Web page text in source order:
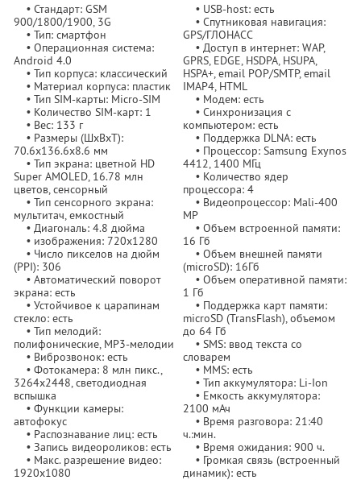
• Стандарт: GSM
900/1800/1900, 3G
• Тип: смартфон
• Операционная система:
Android 4.0
• Тип корпуса: классический
• Материал корпуса: пластик
• Тип SIM-карты: Micro-SIM
• Количество SIM-карт: 1
• Вес: 133 г
• Размеры (ШxВxТ):
70.6x136.6x8.6 мм
• Тип экрана: цветной HD
Super AMOLED, 16.78 млн
цветов, сенсорный
• Тип сенсорного экрана:
мультитач, емкостный
• Диагональ: 4.8 дюйма
• изображения: 720x1280
• Число пикселов на дюйм
(PPI): 306
• Автоматический поворот
экрана: есть
• Устойчивое к царапинам
стекло: есть
• Тип мелодий:
полифонические, MP3-мелодии
• Виброзвонок: есть
• Фотокамера: 8 млн пикс.,
3264x2448, светодиодная
вспышка
• Функции камеры:
автофокус
• Распознавание лиц: есть
• Запись видеороликов: есть
• Макс. разрешение видео:
1920x1080
• USB-host: есть
• Спутниковая навигация:
GPS/ГЛОНАСС
• Доступ в интернет: WAP,
GPRS, EDGE, HSDPA, HSUPA,
HSPA+, email POP/SMTP, email
IMAP4, HTML
• Модем: есть
• Синхронизация с
компьютером: есть
• Поддержка DLNA: есть
• Процессор: Samsung Exynos
4412, 1400 МГц
• Количество ядер
процессора: 4
• Видеопроцессор: Mali-400
MP
• Объем встроенной памяти:
16 Гб
• Объем внешней памяти
(microSD): 16Гб
• Объем оперативной памяти:
1 Гб
• Поддержка карт памяти:
microSD (TransFlash), объемом
до 64 Гб
• SMS: ввод текста со
словарем
• MMS: есть
• Тип аккумулятора: Li-Ion
• Емкость аккумулятора:
2100 мАч
• Время разговора: 21:40
ч.:мин.
• Время ожидания: 900 ч.
• Громкая связь (встроенный
динамик): есть